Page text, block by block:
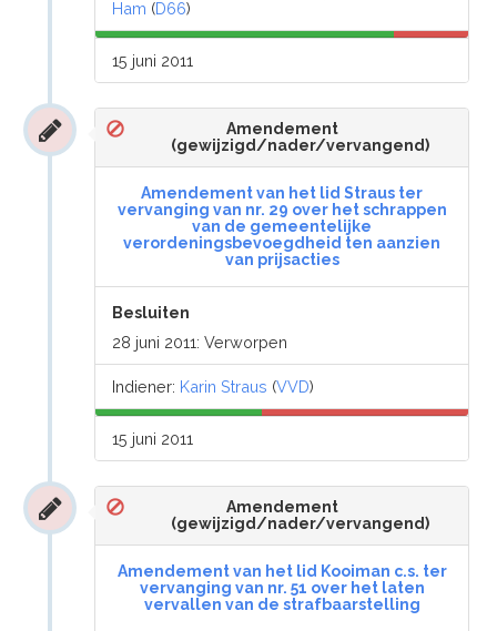
Ham (D66)
15 juni 2011
Amendement
(gewijzigd/nader/vervangend)
Amendement van het lid Straus ter
vervanging van nr. 29 over het schrappen
van de gemeentelijke
verordeningsbevoegdheid ten aanzien
van prijsacties
Besluiten
28 juni 2011: Verworpen
Indiener: Karin Straus (VVD)
15 juni 2011
Amendement
(gewijzigd/nader/vervangend)
Amendement van het lid Kooiman c.s. ter
vervanging van nr. 51 over het laten
vervallen van de strafbaarstelling